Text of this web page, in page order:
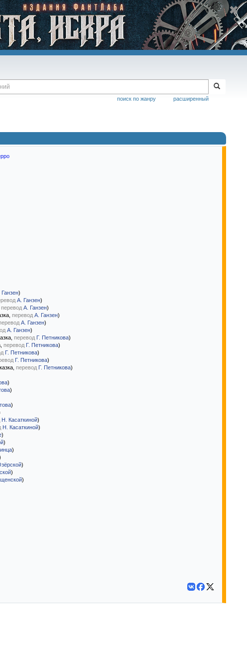
расширенный
поиск по жанру
Ганзен)
А. Ганзен)
перевод А. Ганзен)
перевод А. Ганзен)
А. Ганзен)
А. Ганзен)
перевод Г. Петникова)
перевод Г. Петникова)
Г. Петникова)
Г. Петникова)
перевод Г. Петникова)
)
)
)
Н. Касаткиной)
Н. Касаткиной)
)
)
)
)
)
)